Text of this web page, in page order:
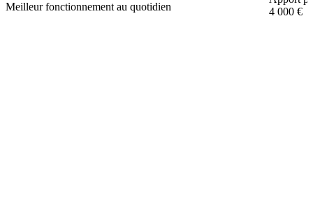
Meilleur fonctionnement au quotidien
4 000 €